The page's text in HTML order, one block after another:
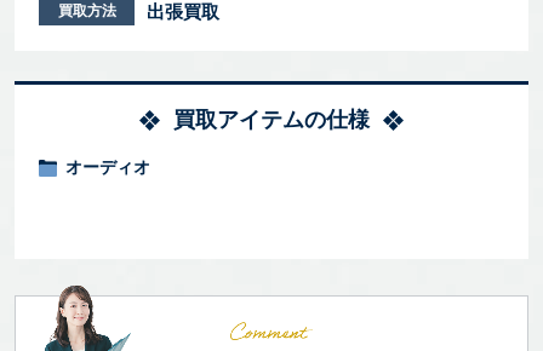
買取方法 出張買取
買取アイテムの仕様
オーディオ